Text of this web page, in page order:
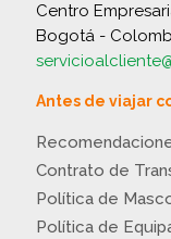
Centro
Bogotá -
Antes de viajar
Contrato de
Política de
Política de